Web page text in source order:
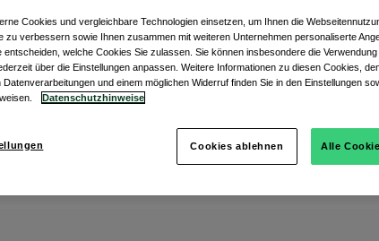
Cookies und vergleichbare Technologien einsetzen, um Ihnen die
zu verbessern sowie Ihnen zusammen mit weiteren Unternehmen personaliserte
entscheiden, welche Cookies Sie zulassen. Sie können insbesondere die
über die Einstellungen anpassen. Weitere Informationen zu diesen Cookies,
Datenverarbeitungen und einem möglichen Widerruf finden Sie in den Einstellungen
Datenschutzhinweise
Cookies ablehnen Alle